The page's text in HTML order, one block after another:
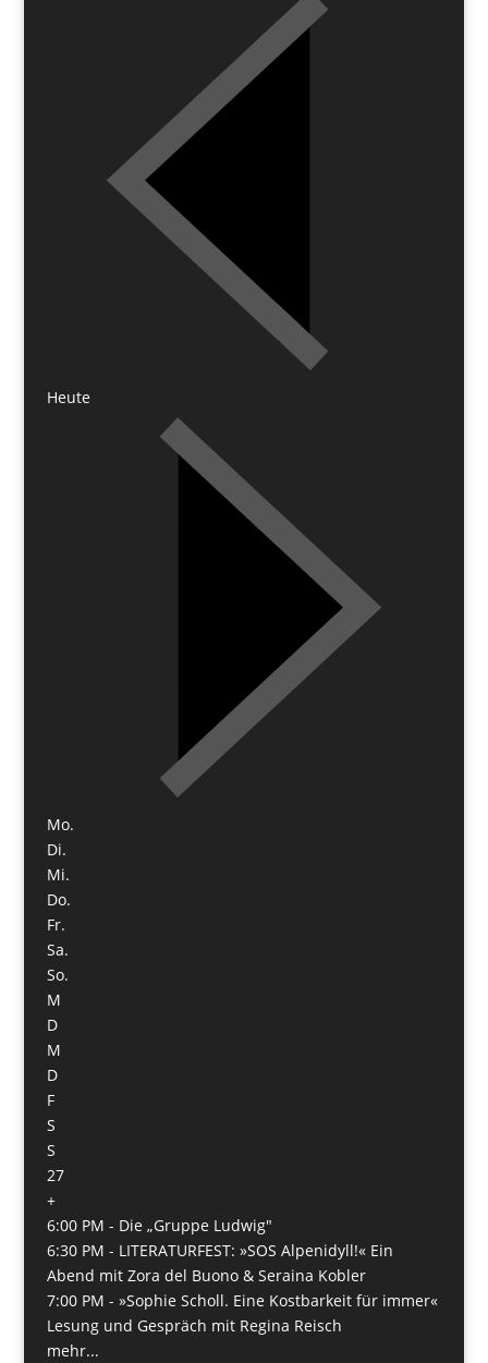
Heute
Mo.
Di.
Mi.
Do.
Fr.
Sa.
So.
M
D
M
D
F
S
S
27
+
6:00 PM - Die „Gruppe Ludwig"
6:30 PM - LITERATURFEST: »SOS Alpenidyll!« Ein
Abend mit Zora del Buono & Seraina Kobler
7:00 PM - »Sophie Scholl. Eine Kostbarkeit für immer«
Lesung und Gespräch mit Regina Reisch
mehr...